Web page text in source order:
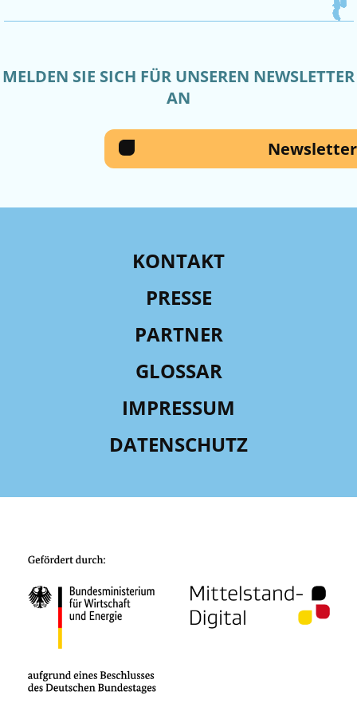
MELDEN SIE SICH FÜR UNSEREN NEWSLETTER
AN
Newsletter
KONTAKT
PRESSE
PARTNER
GLOSSAR
IMPRESSUM
DATENSCHUTZ